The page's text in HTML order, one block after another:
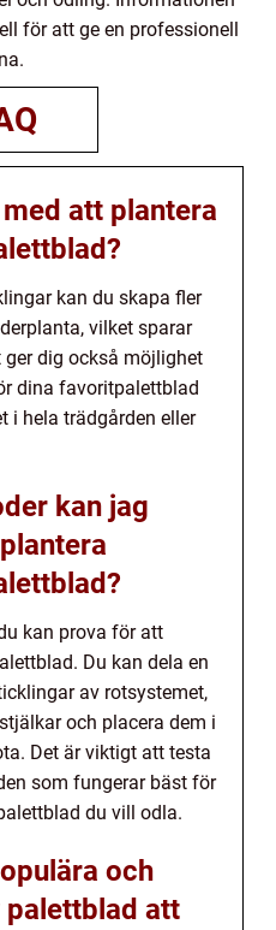
för att ge en professionell
att plantera
kan du skapa fler
vilket sparar
ger dig också möjlighet
dina favoritpalettblad
i hela trädgården eller
kan jag
kan prova för att
Du kan dela en
av rotsystemet,
och placera dem i
Det är viktigt att testa
som fungerar bäst för
du vill odla.
och
palettblad att